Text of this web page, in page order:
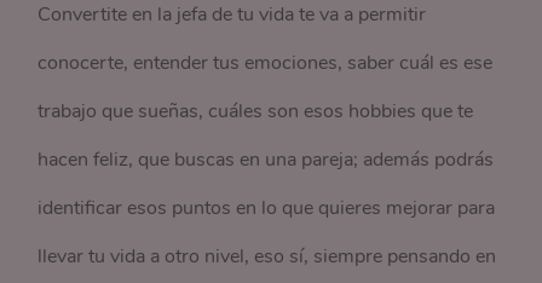
Convertite en la jefa de tu vida te va a permitir
conocerte, entender tus emociones, saber cuál es ese
trabajo que sueñas, cuáles son esos hobbies que te
hacen feliz, que buscas en una pareja; además podrás
identificar esos puntos en lo que quieres mejorar para
llevar tu vida a otro nivel, eso sí, siempre pensando en